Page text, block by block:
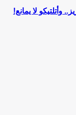
وأتلتيكو لا يمانع!